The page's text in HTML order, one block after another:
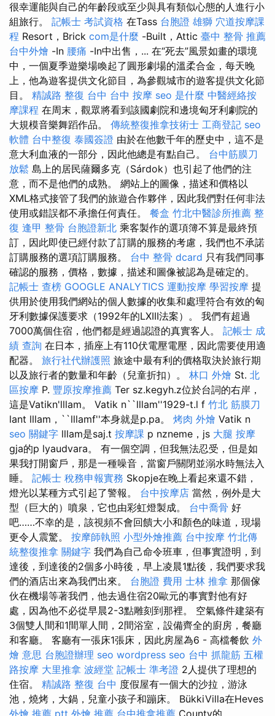
很幸運能與自己的年齡段或至少與具有類似心態的人進行小
組旅行。 記帳士 考試資格 在Tass 台胞證 雄獅 穴道按摩課
程 Resort，Brick com是什麼 -Built，Attic 臺中 整骨 推薦
台中外燴 -In 腰痛 -In中出售，... 在“死去”風景如畫的環境
中，一個夏季遊樂場喚起了圓形劇場的溫柔合金，每天晚
上，他為遊客提供文化節目，為參觀城市的遊客提供文化節
目。 精誠路 整復 台中 台中 按摩 seo 是什麼 中醫經絡按
摩課程 在周末，觀眾將看到該國劇院和邊境匈牙利劇院的
大規模音樂舞蹈作品。 傳統整復推拿技術士 工商登記 seo
軟體 台中整復 泰國簽證 由於在他數千年的歷史中，這不是
意大利血液的一部分，因此他總是有點自己。 台中筋膜刀
放鬆 島上的居民薩爾多克（Sárdok）也引起了他們的注
意，而不是他們的成熟。 網站上的圖像，描述和價格以
XML格式接管了我們的旅遊合作夥伴，因此我們對任何非法
使用或錯誤都不承擔任何責任。 餐盒 竹北中醫診所推薦 整
復 逢甲 整骨 台胞證新北 乘客製作的選項簿不算是最終預
訂，因此即使已經付款了訂購的服務的考慮，我們也不承諾
訂購服務的選項訂購服務。 台中 整骨 dcard 只有我們同事
確認的服務，價格，數據，描述和圖像被認為是確定的。
記帳士 查榜 GOOGLE ANALYTICS 運動按摩 學習按摩 提
供用於使用我們網站的個人數據的收集和處理符合有效的匈
牙利數據保護要求（1992年的LXIII法案）。 我們有超過
7000萬個住宿，他們都是經過認證的真實客人。 記帳士 成
績 查詢 在日本，插座上有110伏電壓電壓，因此需要使用適
配器。 旅行社代辦護照 旅途中最有利的價格取決於旅行期
以及旅行者的數量和年齡（兒童折扣）。 林口 外燴 St. 北
區按摩 P. 豐原按摩推薦 Ter sz.kegyh.z位於台詞的右岸，
這是Vatikn'lllam。 Vatik n``lllam''1929-t.l f 竹北 筋膜刀
lant lllam，``lllamf''本身就是p.pa。 烤肉 外燴 Vatik n
seo 關鍵字 lllam是saj.t 按摩課 p nzneme，js 大腿 按摩
gja的p lyaudvara。 有一個空調，但我無法忍受，但是如
果我打開窗戶，那是一種噪音，當窗戶關閉並溺水時無法入
睡。 記帳士 稅務申報實務 Skopje在晚上看起來還不錯，
燈光以某種方式引起了警報。 台中按摩店 當然，例外是大
型（巨大的）噴泉，它也由彩虹燈製成。 台中喬骨 好
吧……不幸的是，該視頻不會回饋大小和顏色的味道，現場
更令人震驚。 按摩師執照 小型外燴推薦 台中按摩 竹北傳
統整復推拿 關鍵字 我們為自己命令班車，但事實證明，到
達後，到達後的2個多小時後，早上凌晨1點後，我們要求我
們的酒店出來為我們出來。 台胞證 費用 士林 推拿 那個傢
伙在機場等著我們，他去過住宿20歐元的事實對他有好
處，因為他不必從早晨2-3點雕刻到那裡。 空氣條件建築有
3個雙人間和1間單人間，2間浴室，設備齊全的廚房，餐廳
和客廳。 客廳有一張床1張床，因此房屋為6 - 高檔餐飲 外
燴 意思 台胞證辦理 seo wordpress seo 台中 抓龍筋 五權
路按摩 大里推拿 波經堂 記帳士 準考證 2人提供了理想的
住宿。 精誠路 整復 台中 度假屋有一個大的沙拉，游泳
池，燒烤，大鍋，兒童小孩子和蹦床。 BükkiVilla在Heves
外燴 推薦 ptt 外燴 推薦 台中推拿推薦 County的